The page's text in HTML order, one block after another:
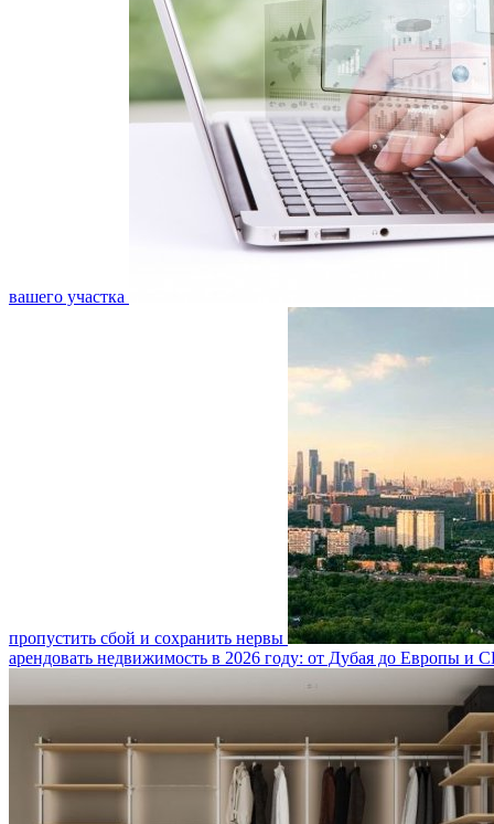
вашего участка
пропустить сбой и сохранить нервы
арендовать недвижимость в 2026 году: от Дубая до Европы и